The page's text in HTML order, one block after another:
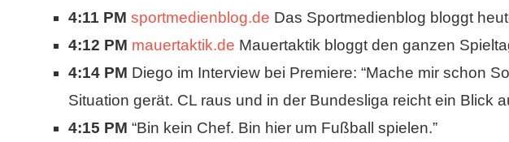
4:11 PM sportmedienblog.de Das Sportmedienblog bloggt
4:12 PM mauertaktik.de Mauertaktik bloggt den ganzen
4:14 PM Diego im Interview bei Premiere: “Mache mir schon
Situation gerät. CL raus und in der Bundesliga reicht ein Blick
4:15 PM “Bin kein Chef. Bin hier um Fußball spielen.”